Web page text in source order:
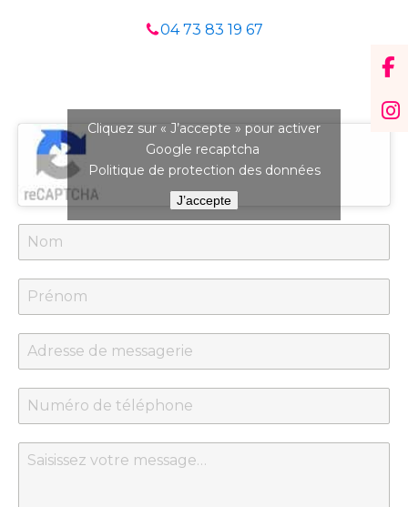
04 73 83 19 67
Cliquez sur « J’accepte » pour activer
Google recaptcha
Politique de protection des données
J’accepte